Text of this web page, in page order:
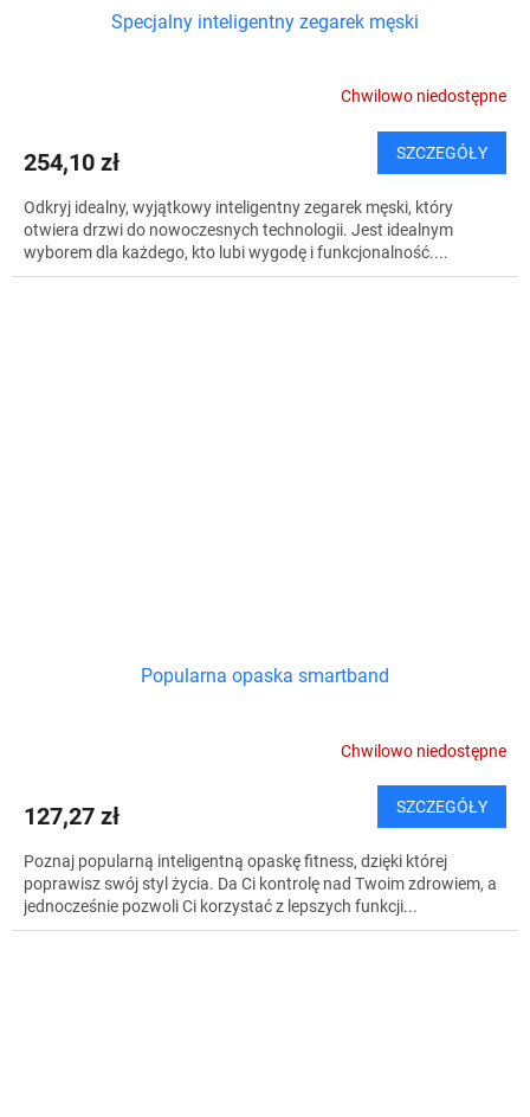
Specjalny inteligentny zegarek męski
Chwilowo niedostępne
254,10 zł SZCZEGÓŁY
Odkryj idealny, wyjątkowy inteligentny zegarek męski, który
otwiera drzwi do nowoczesnych technologii. Jest idealnym
wyborem dla każdego, kto lubi wygodę i funkcjonalność....
Popularna opaska smartband
Chwilowo niedostępne
127,27 zł SZCZEGÓŁY
Poznaj popularną inteligentną opaskę fitness, dzięki której
poprawisz swój styl życia. Da Ci kontrolę nad Twoim zdrowiem, a
jednocześnie pozwoli Ci korzystać z lepszych funkcji...